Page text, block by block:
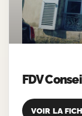
FDV
VOIR LA